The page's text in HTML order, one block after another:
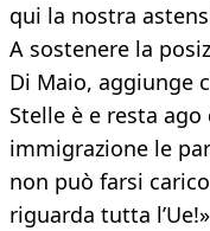
qui la nostra
A sostenere la
Di Maio, aggiunge
Stelle è e resta
immigrazione le
non può farsi
riguarda tutta